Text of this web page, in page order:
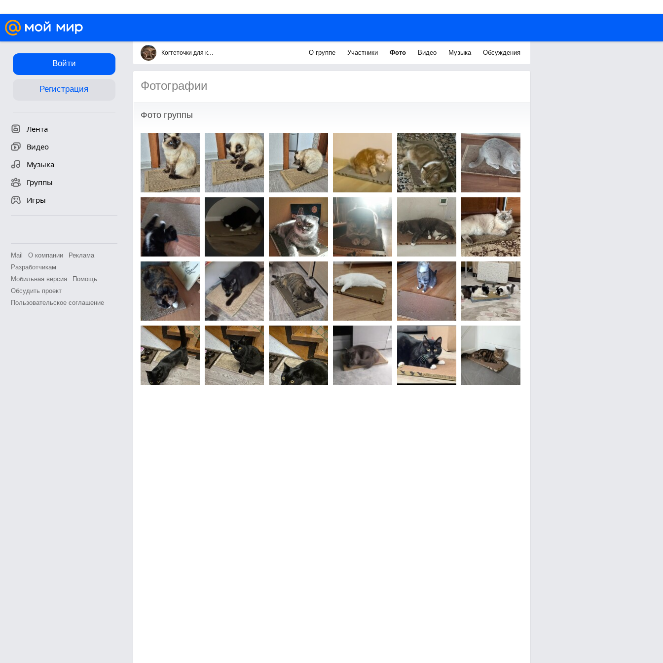
Войти
Регистрация
Лента
Видео
Музыка
Группы
Игры
Mail О компании
Реклама
Разработчикам
Мобильная версия
Помощь
Обсудить проект
Пользовательское соглашение
Когтеточки для кошек ТМ "Когтедралка" и "Когтемания" О группе Участники Фото Видео Музыка Обсуждения
Фотографии
Фото группы